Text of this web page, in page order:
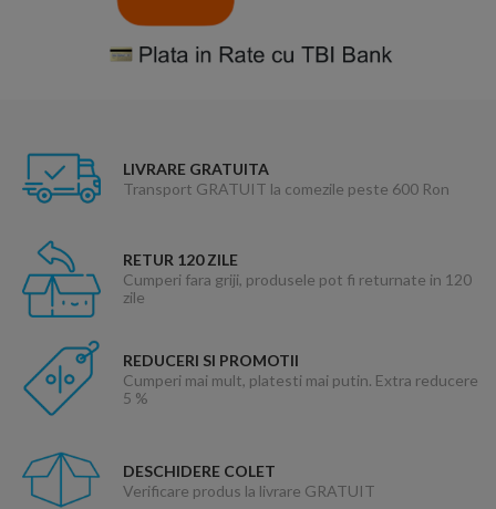
LIVRARE GRATUITA
Transport GRATUIT la comezile peste 600 Ron
RETUR 120 ZILE
Cumperi fara griji, produsele pot fi returnate in 120
zile
REDUCERI SI PROMOTII
Cumperi mai mult, platesti mai putin. Extra reducere
5 %
DESCHIDERE COLET
Verificare produs la livrare GRATUIT